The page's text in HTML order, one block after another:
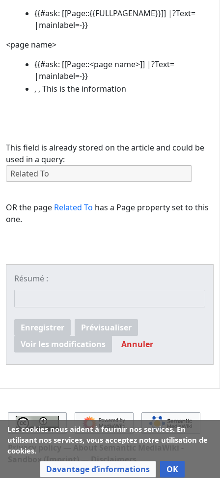
{{#ask: [[Page::{{FULLPAGENAME}}]] |?Text=
|mainlabel=-}}
<page name>
{{#ask: [[Page::<page name>]] |?Text=
|mainlabel=-}}
, , This is the information
This field is already stored on the article and could be
used in a query:
OR the page Related To has a Page property set to this
one.
Résumé :
Enregistrer
Prévisualiser
Voir les modifications
Annuler
Les cookies nous aident à fournir nos services. En
utilisant nos services, vous acceptez notre utilisation de
cookies.
Davantage d’informations OK
Privacy policy
About Semantic MediaWiki -
Sandbox (Imprint)
Disclaimers